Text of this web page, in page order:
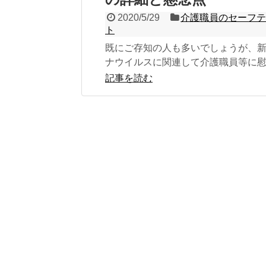
2020/5/29
介護職員のセーフ
ト
既にご存知の人も多いでしょうが、
ナウイルスに関連して介護職員等に
いう名目の給付金が支給されることが
記事を読む